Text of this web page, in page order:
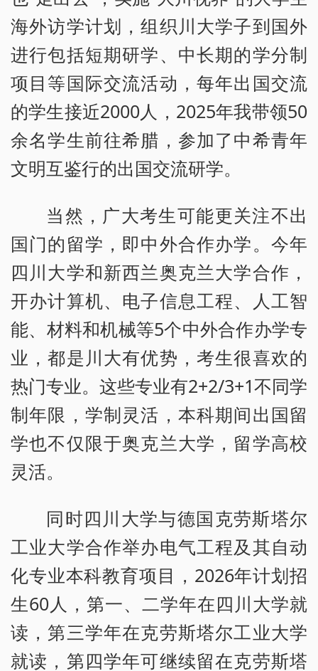
海外访学计划，组织川大学子到国外
进行包括短期研学、中长期的学分制
项目等国际交流活动，每年出国交流
的学生接近2000人，2025年我带领50
余名学生前往希腊，参加了中希青年
文明互鉴行的出国交流研学。
当然，广大考生可能更关注不出
国门的留学，即中外合作办学。今年
四川大学和新西兰奥克兰大学合作，
开办计算机、电子信息工程、人工智
能、材料和机械等5个中外合作办学专
业，都是川大有优势，考生很喜欢的
热门专业。这些专业有2+2/3+1不同学
制年限，学制灵活，本科期间出国留
学也不仅限于奥克兰大学，留学高校
灵活。
同时四川大学与德国克劳斯塔尔
工业大学合作举办电气工程及其自动
化专业本科教育项目，2026年计划招
生60人，第一、二学年在四川大学就
读，第三学年在克劳斯塔尔工业大学
就读，第四学年可继续留在克劳斯塔